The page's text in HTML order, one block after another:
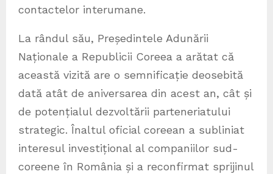
contactelor interumane.
La rândul său, Președintele Adunării
Naționale a Republicii Coreea a arătat că
această vizită are o semnificație deosebită
dată atât de aniversarea din acest an, cât și
de potențialul dezvoltării parteneriatului
strategic. Înaltul oficial coreean a subliniat
interesul investițional al companiilor sud-
coreene în România și a reconfirmat sprijinul